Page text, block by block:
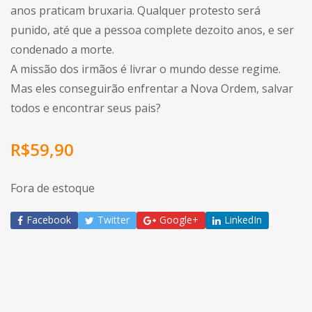
anos praticam bruxaria. Qualquer protesto será
punido, até que a pessoa complete dezoito anos, e ser
condenado a morte.
A missão dos irmãos é livrar o mundo desse regime.
Mas eles conseguirão enfrentar a Nova Ordem, salvar
todos e encontrar seus pais?
R$59,90
Fora de estoque
Facebook Twitter Google+ LinkedIn